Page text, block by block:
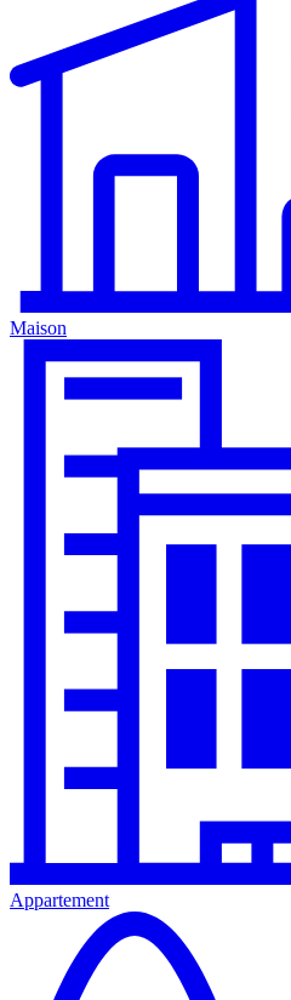
Maison
Appartement